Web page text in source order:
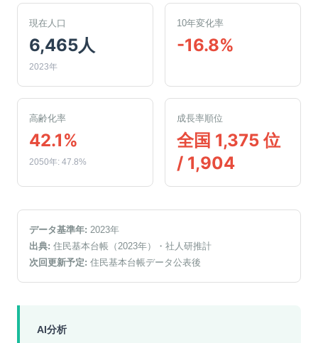
現在人口
6,465人
2023年
10年変化率
-16.8%
高齢化率
42.1%
2050年: 47.8%
成長率順位
全国 1,375 位
/ 1,904
データ基準年: 2023年
出典: 住民基本台帳（2023年）
・社人研推計
次回更新予定: 住民基本台帳データ公表後
AI分析